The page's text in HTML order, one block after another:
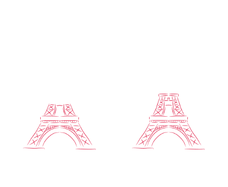
adolescente. Con este
nivel, podré realizar
tareas de la vida
cotidiana: ir de compras,
tomar el transporte
público. Además, seré
capaz de contar hechos